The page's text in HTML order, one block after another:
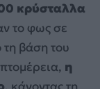
κρύσταλλα
το φως σε
τη βάση του
η